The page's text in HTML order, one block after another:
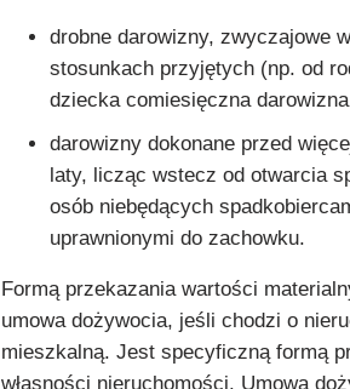
drobne darowizny, zwyczajowe
stosunkach przyjętych (np. od
dziecka comiesięczna
darowizny dokonane przed
laty, licząc wstecz od otwarcia
osób niebędących
uprawnionymi do zachowku.
Formą przekazania wartości
umowa dożywocia, jeśli chodzi o
mieszkalną. Jest specyficzną formą
własności nieruchomości. Umowa